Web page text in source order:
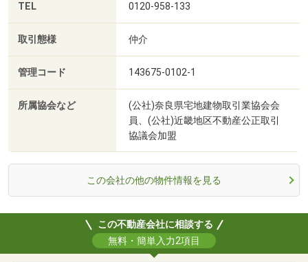
TEL 0120-958-133
取引態様 仲介
管理コード 143675-0102-1
所属協会など
(公社)奈良県宅地建物取引業協会会
員、(公社)近畿地区不動産公正取引
協議会加盟
この会社の他の物件情報を見る
この不動産会社に相談する
無料・簡単入力2項目